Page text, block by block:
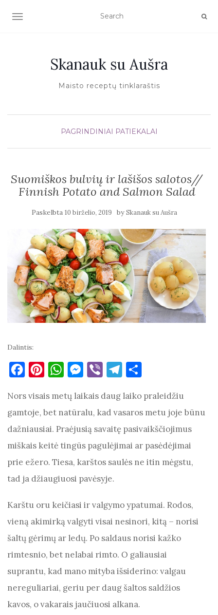
TOGGLE NAVIGATION
Skanauk su Aušra
Maisto receptų tinklaraštis
PAGRINDINIAI PATIEKALAI
Suomiškos bulvių ir lašišos salotos//
Finnish Potato and Salmon Salad
Paskelbta 10 birželio, 2019 bySkanauk su Aušra
Dalintis:
F
c
e
b
o
o
k
Pi
er
es
t
W
at
s
A
p
p
M
se
n
g
er
Vi
er
T
e
gr
a
m
ar
e
Nors visais metų laikais daug laiko praleidžiu
gamtoje, bet natūralu, kad vasaros metu joje būnu
dažniausiai. Praėjusią savaitę pasivaikščiojimus
miškais keitė tingūs pagulėjimai ar pasėdėjimai
prie ežero. Tiesa, karštos saulės ne itin mėgstu,
tad ja džiaugiuosi pavėsyje.
Karštu oru keičiasi ir valgymo ypatumai. Rodos,
vieną akimirką valgyti visai nesinori, kitą – norisi
šaltų gėrimų ar ledų. Po saldaus norisi kažko
rimtesnio, bet nelabai rimto. O galiausiai
suprantu, kad mano mityba išsiderino: valgau
nereguliariai, geriu per daug šaltos saldžios
kavos, o vakarais jaučiuosi alkana.